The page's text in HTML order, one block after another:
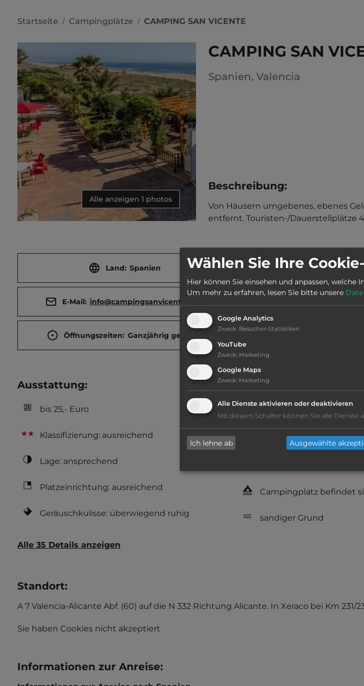
Startseite / Campingplätze / CAMPING SAN VICENTE
Alle anzeigen 1 photos
CAMPING SAN
Spanien, Valencia
Beschreibung:
Von Häusern umgebenes, ebenes
entfernt. Touristen-/Dauerstellplätze
Land: Spanien Stadt: 46770
E-Mail: info@campingsanvicente.com
Öffnungszeiten: Ganzjährig geöffnet
Ausstattung:
bis 25,- Euro
Klassifizierung: ausreichend
Lage: ansprechend
Platzeinrichtung: ausreichend
Geräuschkulisse: überwiegend ruhig
Hygiene: befriedigend
Service: befriedigend,
Annehmlichkeiten
Campingplatz befindet
sandiger Grund
Alle 35 Details anzeigen
Standort:
A 7 Valencia-Alicante Abf. (60) auf die N 332 Richtung Alicante. In Xeraco bei Km
Sie haben Cookies nicht akzeptiert
Informationen zur Anreise:
Wählen Sie Ihre
Hier können Sie einsehen und anpassen,
Um mehr zu erfahren, lesen Sie bitte unsere
Google Analytics
Zweck: Besucher-Statistiken
YouTube
Zweck: Marketing
Google Maps
Zweck: Marketing
Alle Dienste aktivieren oder deaktivieren
Mit diesem Schalter können Sie alle Dienste
Ich lehne ab Ausgewählte